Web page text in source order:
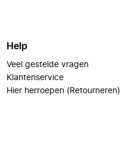
Help
Veel gestelde vragen
Klantenservice
Hier herroepen (Retourneren)